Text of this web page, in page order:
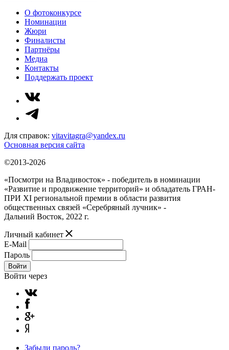
О фотоконкурсе
Номинации
Жюри
Финалисты
Партнёры
Медиа
Контакты
Поддержать проект
Для справок: vitavitagra@yandex.ru
Основная версия сайта
©2013-2026
«Посмотри на Владивосток» - победитель в номинации
«Развитие и продвижение территорий» и обладатель ГРАН-
ПРИ XI региональной премии в области развития
общественных связей «Серебряный лучник» -
Дальний Восток, 2022 г.
Личный кабинет
E-Mail
Пароль
Войти
Войти через
Забыли пароль?